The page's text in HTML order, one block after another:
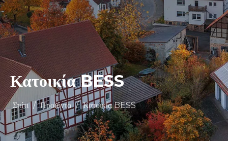
Κατοικία BESS
Σπίτι / Προϊόντα / Κατοικία BESS